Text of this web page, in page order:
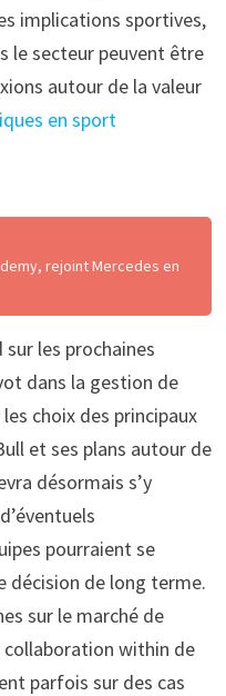
implications sportives,
le secteur peuvent être
autour de la valeur
en sport
rejoint Mercedes en
les prochaines
dans la gestion de
choix des principaux
et ses plans autour de
désormais s’y
pourraient se
décision de long terme.
sur le marché de
collaboration within de
parfois sur des cas